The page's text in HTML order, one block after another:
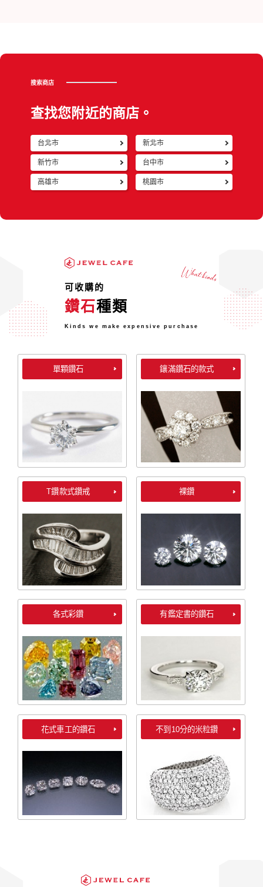
搜索商店
查找您附近的商店。
台北市 新北市
新竹市 台中市
高雄市 桃園市
可收購的
鑽石種類
Kinds we make expensive purchase
單顆鑽石 鑲滿鑽石的款式
T鑽款式鑽戒 裸鑽
各式彩鑽 有鑑定書的鑽石
花式車工的鑽石 不到10分的米粒鑽